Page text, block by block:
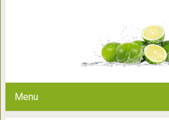
Menu